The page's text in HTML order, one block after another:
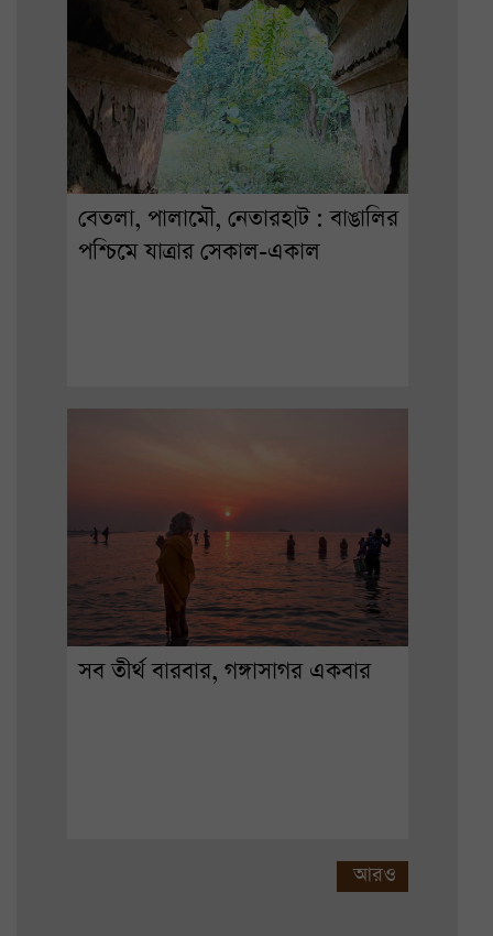
বেতলা, পালামৌ, নেতারহাট : বাঙালির
পশ্চিমে যাত্রার সেকাল-একাল
সব তীর্থ বারবার, গঙ্গাসাগর একবার
আরও